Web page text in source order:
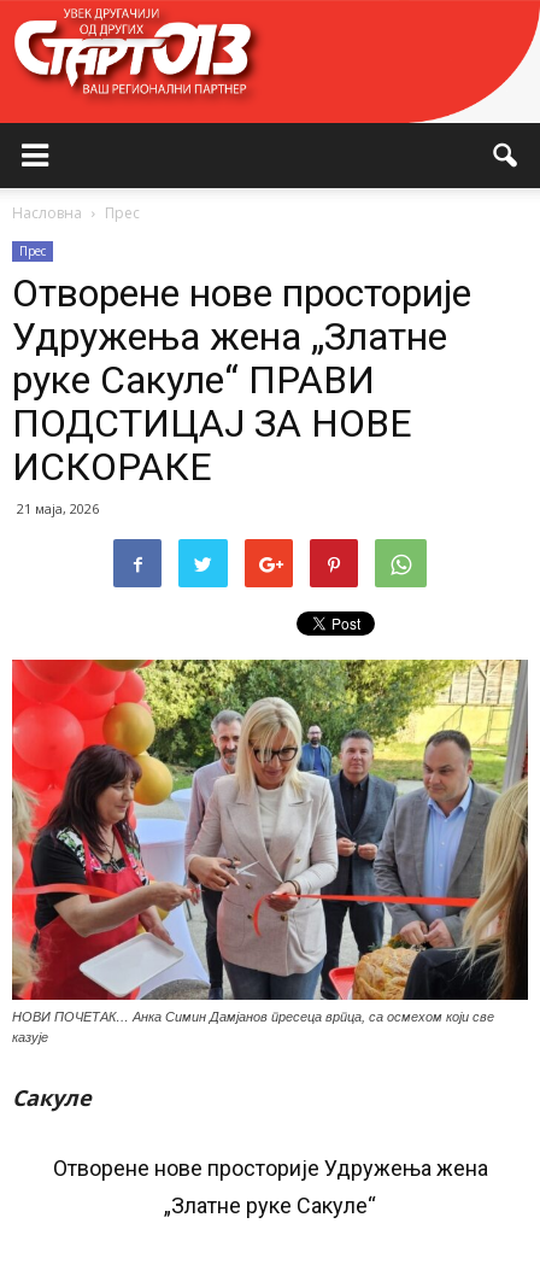
Насловна Прес
Прес
Отворене нове просторије
Удружења жена „Златне
руке Сакулe“ ПРАВИ
ПОДСТИЦАЈ ЗА НОВЕ
ИСКОРАКЕ
21 маја, 2026
НОВИ ПОЧЕТАК… Анка Симин Дамјанов пресеца врпца, са осмехом који све
казује
Сакуле
Отворене нове просторије Удружења жена
„Златне руке Сакулe“